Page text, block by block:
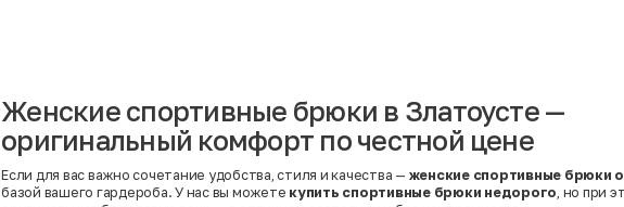
Женские спортивные брюки в Златоусте —
оригинальный комфорт по честной цене
Если для вас важно сочетание удобства, стиля и качества — женские спортивные брюки
базой вашего гардероба. У нас вы можете купить спортивные брюки недорого , но при